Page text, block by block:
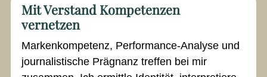
Mit Verstand Kompetenzen
vernetzen
Markenkompetenz, Performance-Analyse und
journalistische Prägnanz treffen bei mir